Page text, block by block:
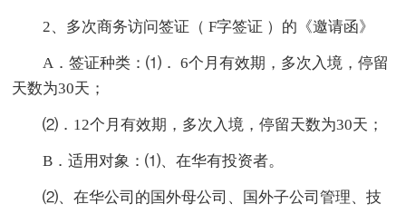
2、多次商务访问签证（ F字签证 ）的《邀请函》
A．签证种类：⑴． 6个月有效期，多次入境，停留
天数为30天；
⑵．12个月有效期，多次入境，停留天数为30天；
B．适用对象：⑴、在华有投资者。
⑵、在华公司的国外母公司、国外子公司管理、技